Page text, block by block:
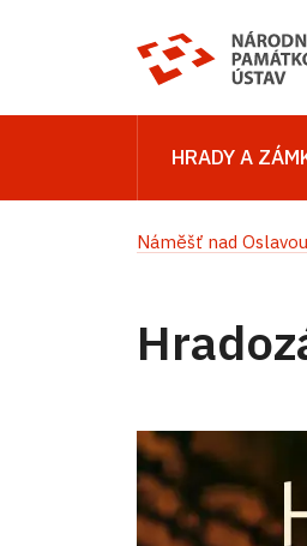
HRADY A
Náměšť nad Oslavou